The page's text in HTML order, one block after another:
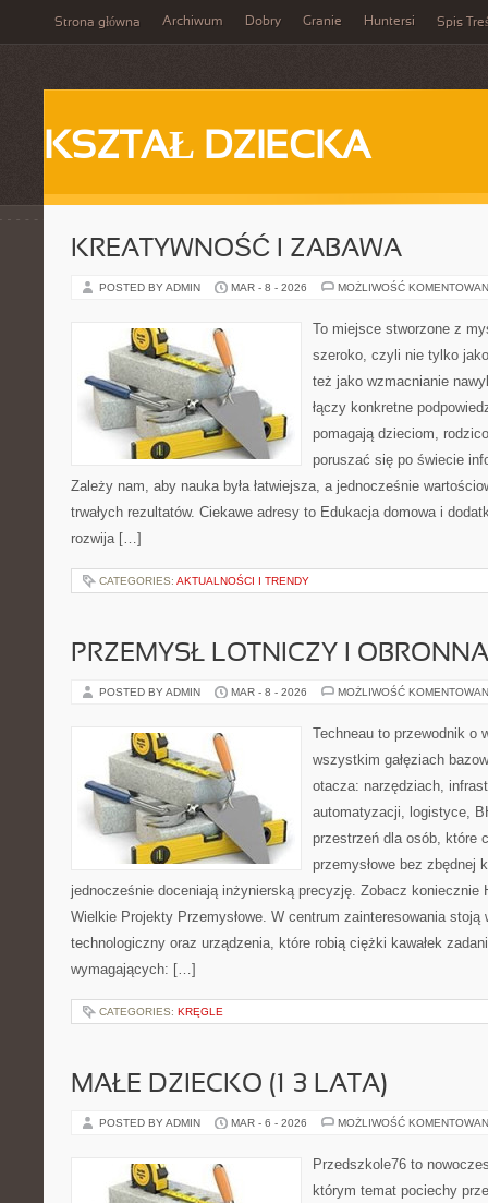
Strona główna Archiwum Dobry Granie Huntersi Spis
KSZTAŁ DZIECKA
KREATYWNOŚĆ I ZABAWA
POSTED BY ADMIN MAR - 8 - 2026 MOŻLIWOŚĆ
To miejsce stworzone z
szeroko, czyli nie tylko
też jako wzmacnianie
łączy konkretne
pomagają dzieciom,
poruszać się po świecie
Zależy nam, aby nauka była łatwiejsza, a jednocześnie
trwałych rezultatów. Ciekawe adresy to Edukacja domowa i
rozwija […]
CATEGORIES: AKTUALNOŚCI I TRENDY
PRZEMYSŁ LOTNICZY I
POSTED BY ADMIN MAR - 8 - 2026 MOŻLIWOŚĆ
Techneau to przewodnik o
wszystkim gałęziach
otacza: narzędziach,
automatyzacji, logistyce,
przestrzeń dla osób, które
przemysłowe bez zbędnej
jednocześnie doceniają inżynierską precyzję. Zobacz koniecznie
Wielkie Projekty Przemysłowe. W centrum zainteresowania stoją
technologiczny oraz urządzenia, które robią ciężki kawałek
wymagających: […]
CATEGORIES: KRĘGLE
MAŁE DZIECKO (1–3 LATA)
POSTED BY ADMIN MAR - 6 - 2026 MOŻLIWOŚĆ
Przedszkole76 to
którym temat pociechy